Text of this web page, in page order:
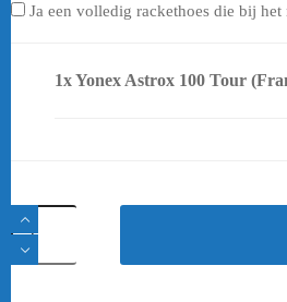
Ja een volledig rackethoes die bij
1xYonex Astrox 100 Tour
Yonex
Astrox
100
Tour